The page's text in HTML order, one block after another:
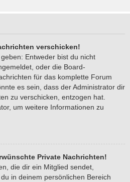
verschicken!
Entweder bist du nicht
oder die Board-
für das komplette Forum
es sein, dass der Administrator dir
zu verschicken, entzogen hat.
um weitere Informationen zu
Private Nachrichten!
die dir ein Mitglied sendet,
in deinem persönlichen Bereich